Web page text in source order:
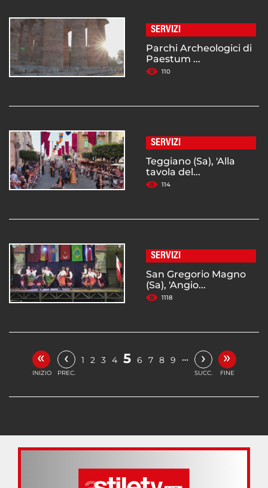
SERVIZI
Parchi Archeologici di
Paestum ...
110
SERVIZI
Teggiano (Sa), 'Alla
tavola del...
114
SERVIZI
San Gregorio Magno
(Sa), 'Angio...
1118
«
INIZIO
‹
PREC.
1 2 3 4 5 6 7 8 9 … ›
SUCC.
»
FINE